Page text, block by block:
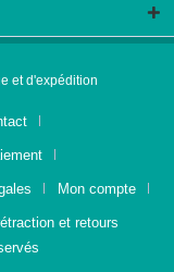
et d'expédition
Mon compte
et retours